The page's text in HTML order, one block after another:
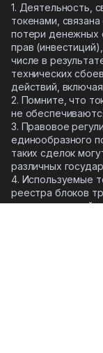
1. Деятельность,
токенами,
потери денежных
прав
числе в
технических
действий,
2. Помните, что
не
3. Правовое
единообразного
таких сделок
различных
4. Используемые
реестра блоков
распределенной